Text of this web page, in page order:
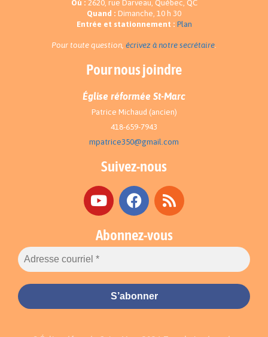
Où : 2620, rue Darveau, Québec, QC
Quand : Dimanche, 10 h 30
Entrée et stationnement : Plan
Pour toute question, écrivez à notre secrétaire.
Pour nous joindre
Église réformée St-Marc
Patrice Michaud (ancien)
418-659-7943
mpatrice350@gmail.com
Suivez-nous
Abonnez-vous